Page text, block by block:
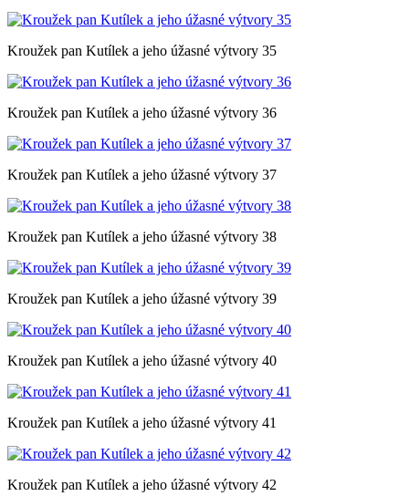
Kroužek pan Kutílek a jeho úžasné výtvory 35
Kroužek pan Kutílek a jeho úžasné výtvory 36
Kroužek pan Kutílek a jeho úžasné výtvory 37
Kroužek pan Kutílek a jeho úžasné výtvory 38
Kroužek pan Kutílek a jeho úžasné výtvory 39
Kroužek pan Kutílek a jeho úžasné výtvory 40
Kroužek pan Kutílek a jeho úžasné výtvory 41
Kroužek pan Kutílek a jeho úžasné výtvory 42